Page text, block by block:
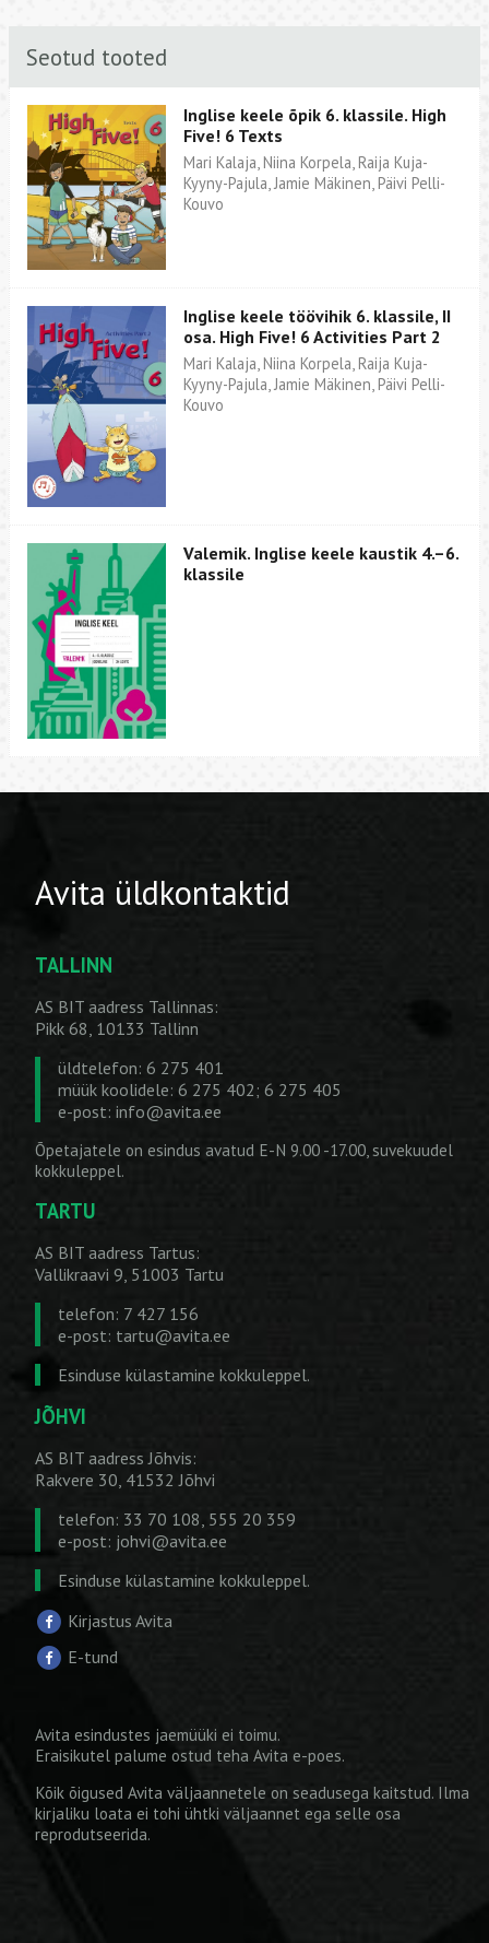
Seotud tooted
Inglise keele õpik 6. klassile. High
Five! 6 Texts
Mari Kalaja, Niina Korpela, Raija Kuja-
Kyyny-Pajula, Jamie Mäkinen, Päivi Pelli-
Kouvo
Inglise keele töövihik 6. klassile, II
osa. High Five! 6 Activities Part 2
Mari Kalaja, Niina Korpela, Raija Kuja-
Kyyny-Pajula, Jamie Mäkinen, Päivi Pelli-
Kouvo
Valemik. Inglise keele kaustik 4.–6.
klassile
Avita üldkontaktid
TALLINN
AS BIT aadress Tallinnas:
Pikk 68, 10133 Tallinn
üldtelefon: 6 275 401
müük koolidele: 6 275 402; 6 275 405
e-post: info@avita.ee
Õpetajatele on esindus avatud E-N 9.00 -17.00, suvekuudel
kokkuleppel.
TARTU
AS BIT aadress Tartus:
Vallikraavi 9, 51003 Tartu
telefon: 7 427 156
e-post: tartu@avita.ee
Esinduse külastamine kokkuleppel.
JÕHVI
AS BIT aadress Jõhvis:
Rakvere 30, 41532 Jõhvi
telefon: 33 70 108, 555 20 359
e-post: johvi@avita.ee
Esinduse külastamine kokkuleppel.
Kirjastus Avita
E-tund
Avita esindustes jaemüüki ei toimu.
Eraisikutel palume ostud teha Avita e-poes.
Kõik õigused Avita väljaannetele on seadusega kaitstud. Ilma
kirjaliku loata ei tohi ühtki väljaannet ega selle osa
reprodutseerida.